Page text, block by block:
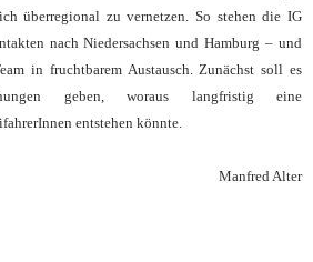
überregional zu vernetzen. So stehen die IG
nach Niedersachsen und Hamburg – und
in fruchtbarem Austausch. Zunächst soll es
geben, woraus langfristig eine
entstehen könnte.
Manfred Alter